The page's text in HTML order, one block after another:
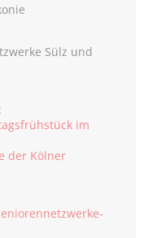
Sülz und
im
der Kölner